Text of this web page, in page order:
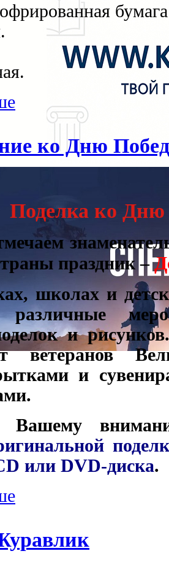
ко Дню
Поделка ко
праздник –
школах и
различные
и
ветеранов
и
Вашему
или DVD-диска.